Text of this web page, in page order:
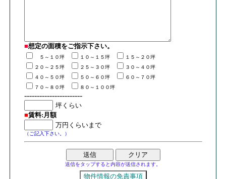
■想定の面積をご指示下さい。
５～１０坪 １０～１５坪
１５～２０坪
２０～２５坪
２５～３０坪
３０～４０坪
４０～５０坪
５０～６０坪
６０～７０坪
７０～８０坪
８０～１００坪
-----------------------
■賃料:月額
（ご記入下さい。）
送信をタップすると内容が送信されます。